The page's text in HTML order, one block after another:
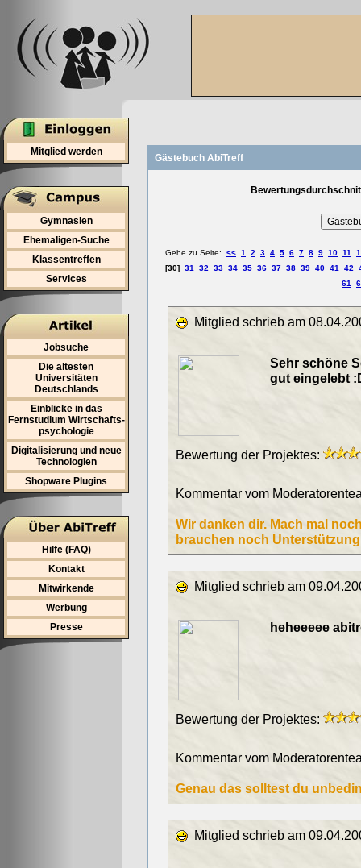
Mitglied werden
Gymnasien
Ehemaligen-Suche
Klassentreffen
Services
Jobsuche
Die ältesten
Universitäten
Deutschlands
Einblicke in das
Fernstudium Wirtschafts-
psychologie
Digitalisierung und neue
Technologien
Shopware Plugins
Hilfe (FAQ)
Kontakt
Mitwirkende
Werbung
Presse
Gästebuch AbiTreff
Gehe zu Seite: << 1 2 3 4 5 6 7 8 9 10 11
[30] 31 32 33 34 35 36 37 38 39 40 41 42
61
Mitglied schrieb am
Sehr schöne
gut eingelebt
Bewertung der Projektes:
Kommentar vom
Wir danken dir. Mach mal
brauchen noch
Mitglied schrieb am
heheeeee
Bewertung der Projektes:
Kommentar vom
Genau das solltest du
Mitglied schrieb am